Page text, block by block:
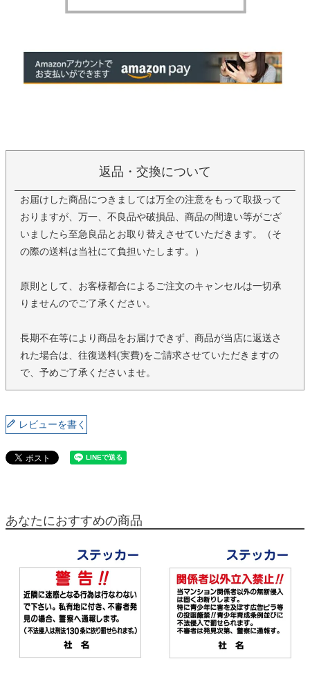
返品・交換について
お届けした商品につきましては万全の注意をもって取扱って
おりますが、万一、不良品や破損品、商品の間違い等がござ
いましたら至急良品とお取り替えさせていただきます。（そ
の際の送料は当社にて負担いたします。）
原則として、お客様都合によるご注文のキャンセルは一切承
りませんのでご了承ください。
長期不在等により商品をお届けできず、商品が当店に返送さ
れた場合は、往復送料(実費)をご請求させていただきますの
で、予めご了承くださいませ。
レビューを書く
あなたにおすすめの商品